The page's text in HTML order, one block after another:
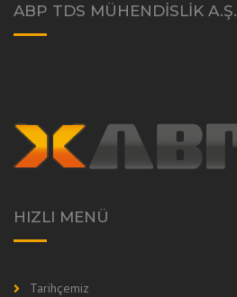
ABP TDS MÜHENDISLIK A.Ş.
HIZLI MENÜ
Tarihçemiz